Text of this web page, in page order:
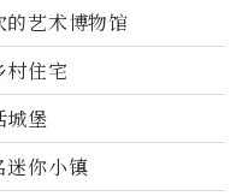
的艺术博物馆
村住宅
城堡
迷你小镇